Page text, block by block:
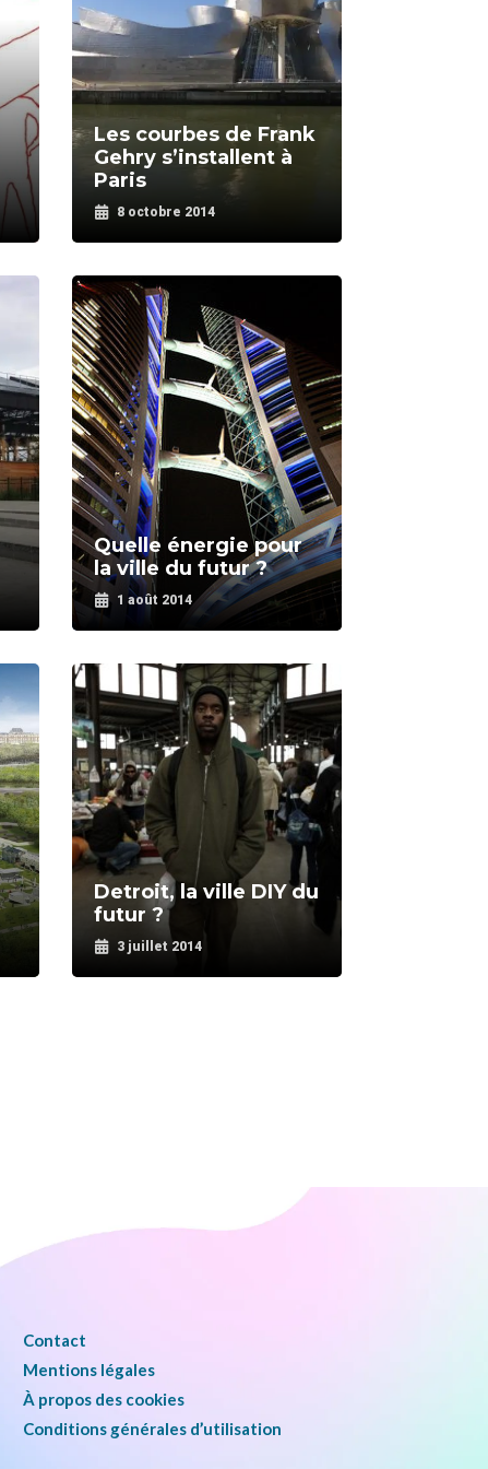
Les courbes de Frank
Gehry s’installent à
Paris
8 octobre 2014
Quelle énergie pour
la ville du futur ?
1 août 2014
Detroit, la ville DIY du
futur ?
3 juillet 2014
Contact
Mentions légales
À propos des cookies
Conditions générales d’utilisation